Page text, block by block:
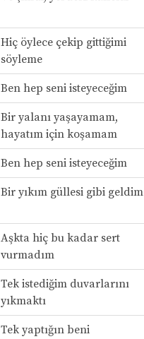
Hiç öylece çekip gittiğimi
söyleme
Ben hep seni isteyeceğim
Bir yalanı yaşayamam,
hayatım için koşamam
Ben hep seni isteyeceğim
Bir yıkım güllesi gibi geldim
Aşkta hiç bu kadar sert
vurmadım
Tek istediğim duvarlarını
yıkmaktı
Tek yaptığın beni